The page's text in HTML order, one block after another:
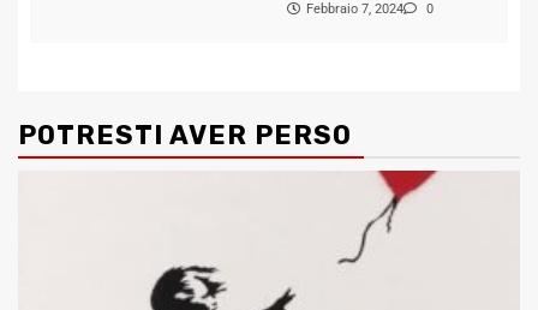
Febbraio 7, 2024
0
POTRESTI AVER PERSO